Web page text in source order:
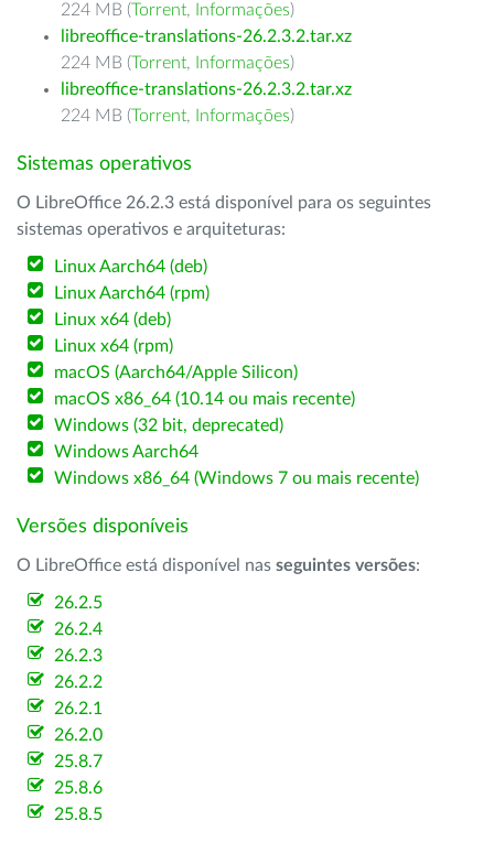
224 MB (Torrent, Informações)
libreoffice-translations-26.2.3.2.tar.xz
224 MB (Torrent, Informações)
libreoffice-translations-26.2.3.2.tar.xz
224 MB (Torrent, Informações)
Sistemas operativos
O LibreOffice 26.2.3 está disponível para os seguintes
sistemas operativos e arquiteturas:
Linux Aarch64 (deb)
Linux Aarch64 (rpm)
Linux x64 (deb)
Linux x64 (rpm)
macOS (Aarch64/Apple Silicon)
macOS x86_64 (10.14 ou mais recente)
Windows (32 bit, deprecated)
Windows Aarch64
Windows x86_64 (Windows 7 ou mais recente)
Versões disponíveis
O LibreOffice está disponível nas seguintes versões:
26.2.5
26.2.4
26.2.3
26.2.2
26.2.1
26.2.0
25.8.7
25.8.6
25.8.5